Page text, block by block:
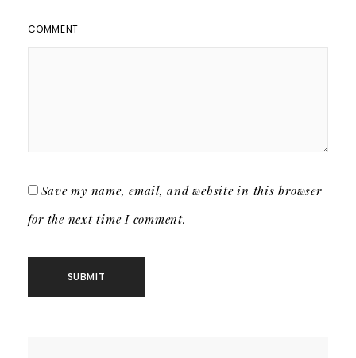
COMMENT
Save my name, email, and website in this browser
for the next time I comment.